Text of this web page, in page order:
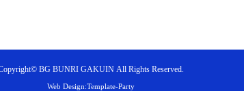
BG BUNRI GAKUIN All Rights Reserved.
Web Design:Template-Party